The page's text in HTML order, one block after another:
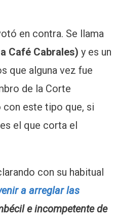
en contra. Se llama
Café Cabrales) y es un
que alguna vez fue
de la Corte
con este tipo que, si
el que corta el
con su habitual
a arreglar las
e incompetente de